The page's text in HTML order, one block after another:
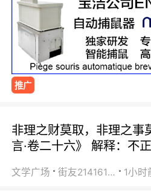
推广
非理之财莫取，非理之事
言·卷二十六》 解释：不
文学广场 街友21416156 1小时